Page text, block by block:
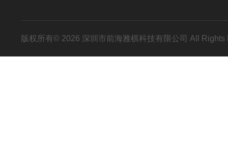
版权所有© 2026 深圳市前海雅棋科技有限公司 All